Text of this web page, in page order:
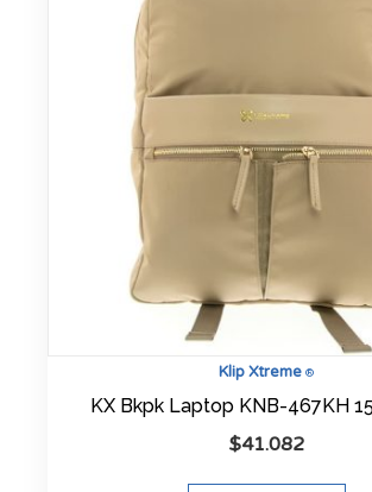
Klip Xtreme ®
KX Bkpk Laptop KNB-467KH
$41.082